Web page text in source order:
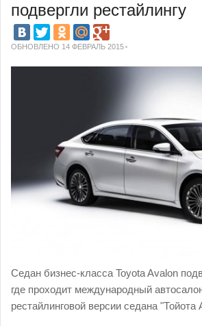
подвергли рестайлингу
ОБНОВЛЕНО 14 ФЕВРАЛЬ 2015
Седан бизнес-класса Toyota Avalon
где проходит международный
рестайлинговой версии седана "Тойота